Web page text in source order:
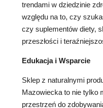
trendami w dziedzinie
względu na to, czy
czy suplementów diety,
przeszłości i
Edukacja i Wsparcie
Sklep z naturalnymi
Mazowiecka to nie tylko
przestrzeń do